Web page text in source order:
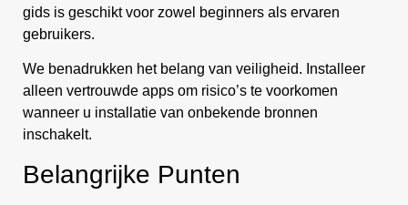
gids is geschikt voor zowel beginners als ervaren
gebruikers.
We benadrukken het belang van veiligheid. Installeer
alleen vertrouwde apps om risico’s te voorkomen
wanneer u installatie van onbekende bronnen
inschakelt.
Belangrijke Punten